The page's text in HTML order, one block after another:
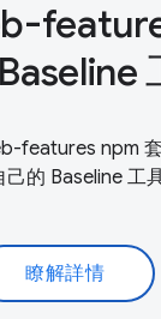
features npm
的 Baseline 工
瞭解詳情